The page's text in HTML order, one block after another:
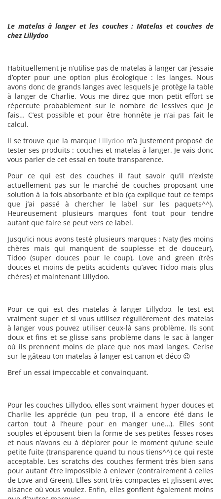
Le matelas à langer et les couches : Matelas et couches de
chez Lillydoo
Habituellement je n’utilise pas de matelas à langer car j’essaie
d’opter pour une option plus écologique : les langes. Nous
avons donc de grands langes avec lesquels je protège la table
à langer de Charlie. Vous me direz que mon petit effort se
répercute probablement sur le nombre de lessives que je
fais… C’est possible et pour être honnête je n’ai pas fait le
calcul.
Il se trouve que la marque Lillydoo m’a justement proposé de
tester ses produits : couches et matelas à langer. Je vais donc
vous parler de cet essai en toute transparence.
Pour ce qui est des couches il faut savoir qu’il n’existe
actuellement pas sur le marché de couches proposant une
solution à la fois absorbante et bio (ça explique tout ce temps
que j’ai passé à chercher le label sur les paquets^^).
Heureusement plusieurs marques font tout pour tendre
autant que faire se peut vers ce label.
Jusqu’ici nous avons testé plusieurs marques : Naty (les moins
chères mais qui manquent de souplesse et de douceur),
Tidoo (super douces pour le coup), Love and green (très
douces et moins de petits accidents qu’avec Tidoo mais plus
chères) et maintenant Lillydoo.
Pour ce qui est des matelas à langer Lillydoo, le test est
vraiment super et si vous utilisez régulièrement des matelas
à langer vous pouvez utiliser ceux-là sans problème. Ils sont
doux et fins et se glisse sans problème dans le sac à langer
où ils prennent moins de place que nos maxi langes. Cerise
sur le gâteau ton matelas à langer est canon et déco 😉
Bref un essai impeccable et convainquant.
Pour les couches Lillydoo, elles sont vraiment hyper douces et
Charlie les apprécie (un peu trop, il a encore été dans le
carton tout à l’heure pour en manger une…). Elles sont
souples et épousent bien la forme de ses petites fesses roses
et nous n’avons eu à déplorer pour le moment qu’une seule
petite fuite (transparence quand tu nous tiens^^) ce qui reste
acceptable. Les scratchs des couches ferment très bien sans
pour autant être impossible à enlever (contrairement à celles
de Love and Green). Elles sont très compactes et glissent avec
aisance où vous voulez. Enfin, elles gonflent également moins